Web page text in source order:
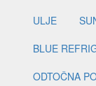
ULJE
BLUE
ODTOČNA